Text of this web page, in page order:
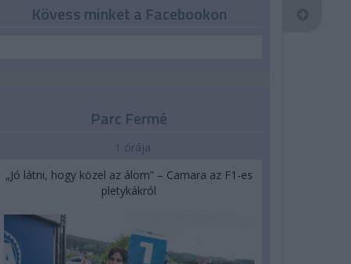
Kövess minket a Facebookon
Parc Fermé
1 órája
„Jó látni, hogy közel az álom” – Camara az F1-es
pletykákról